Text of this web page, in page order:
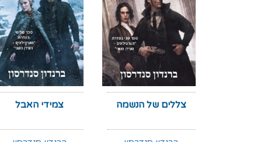
צללים של הנשמה צמידי האבל